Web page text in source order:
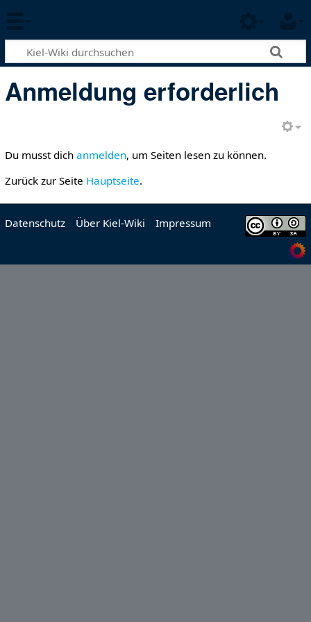
Anmeldung erforderlich
Du musst dich anmelden, um Seiten lesen zu können.
Zurück zur Seite Hauptseite.
Datenschutz Über Kiel-Wiki Impressum